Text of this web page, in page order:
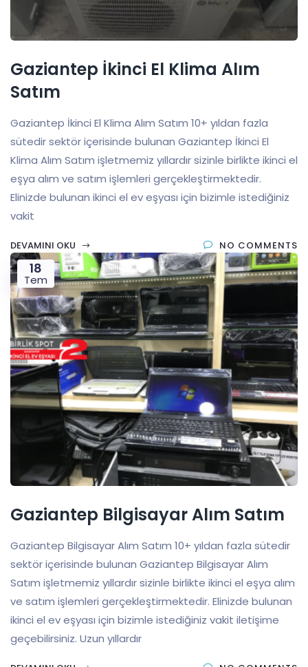
Gaziantep İkinci El Klima Alım
Satım
Gaziantep İkinci El Klima Alım Satım 10+ yıldan fazla
sütedir sektör içerisinde bulunan Gaziantep İkinci El
Klima Alım Satım işletmemiz yıllardır sizinle birlikte ikinci el
eşya alım ve satım işlemleri gerçekleştirmektedir.
Elinizde bulunan ikinci el ev eşyası için bizimle istediğiniz
vakit
DEVAMINI OKU NO COMMENTS
18
Tem
Gaziantep Bilgisayar Alım Satım
Gaziantep Bilgisayar Alım Satım 10+ yıldan fazla sütedir
sektör içerisinde bulunan Gaziantep Bilgisayar Alım
Satım işletmemiz yıllardır sizinle birlikte ikinci el eşya alım
ve satım işlemleri gerçekleştirmektedir. Elinizde bulunan
ikinci el ev eşyası için bizimle istediğiniz vakit iletişime
geçebilirsiniz. Uzun yıllardır